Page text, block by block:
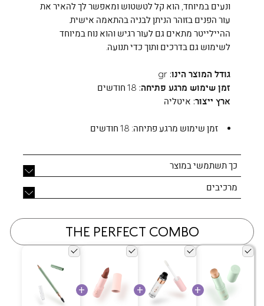
כך תשתמשי במוצר
מרכיבים
ונעים במיוחד, הוא קל לטשטוש ומאפשר לך להאיר את
עור הפנים בזוהר הניתן לבניה בהתאמה אישית.
ההיילייטר מתאים גם לעור רגיש והוא נוח במיוחד
לשימוש גם בדרכים ותוך כדי תנועה.
גודל המוצר הינו:gr
זמן שימוש מרגע פתיחה: 18 חודשים
ארץ ייצור: איטליה
זמן שימוש מרגע פתיחה: 18 חודשים
THE PERFECT COMBO